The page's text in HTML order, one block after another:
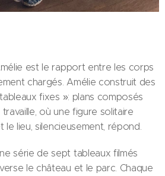
est le rapport entre les corps
chargés. Amélie construit des
fixes »: plans composés
où une figure solitaire
lieu, silencieusement, répond.
série de sept tableaux filmés
le château et le parc. Chaque